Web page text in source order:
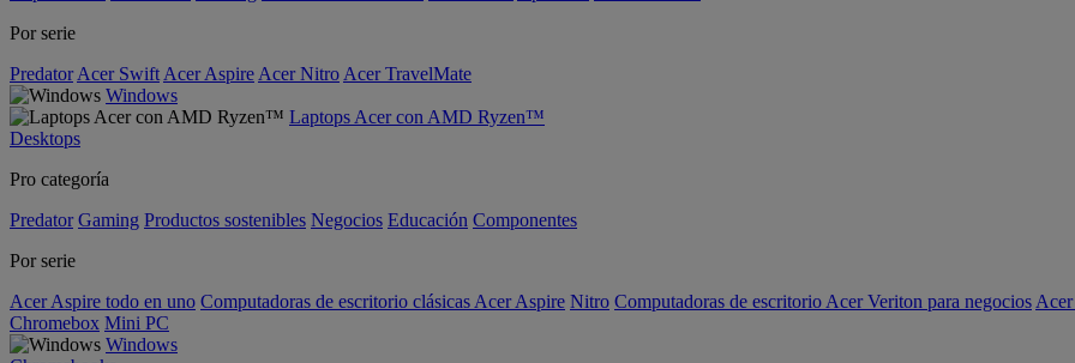
Por serie
Predator Acer Swift Acer Aspire Acer Nitro Acer TravelMate
Windows
Laptops Acer con AMD Ryzen™
Desktops
Pro categoría
Predator Gaming Productos sostenibles Negocios Educación Componentes
Por serie
Acer Aspire todo en uno Computadoras de escritorio clásicas Acer Aspire Nitro Computadoras de escritorio Acer Veriton para negocios
Chromebox Mini PC
Windows